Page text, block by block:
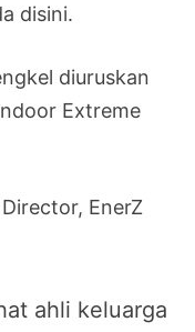
disini.
diuruskan
Extreme
EnerZ
ahli keluarga